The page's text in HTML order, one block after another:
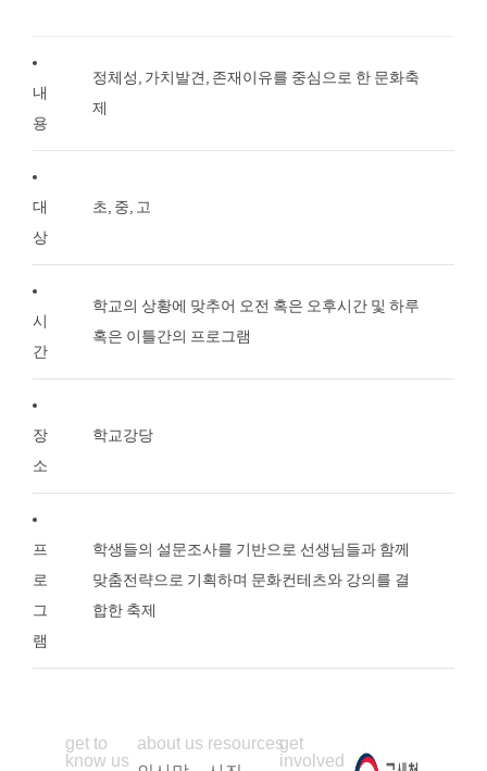
내
용
정체성, 가치발견, 존재이유를 중심으로 한 문화축
제
대
상
초, 중, 고
시
간
학교의 상황에 맞추어 오전 혹은 오후시간 및 하루
혹은 이틀간의 프로그램
장
소
학교강당
프
로
그
램
학생들의 설문조사를 기반으로 선생님들과 함께
맞춤전략으로 기획하며 문화컨테츠와 강의를 결
합한 축제
get to
know us
about us resourcesget
involved